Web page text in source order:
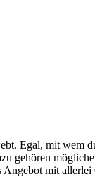
Egal, mit wem
gehören
mit